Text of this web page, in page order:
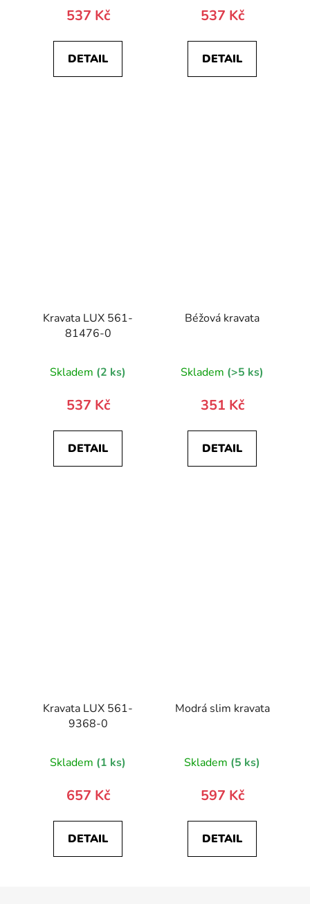
537 Kč
DETAIL
537 Kč
DETAIL
Kravata LUX 561-
81476-0
Skladem (2 ks)
537 Kč
DETAIL
Béžová kravata
Skladem (>5 ks)
351 Kč
DETAIL
Kravata LUX 561-
9368-0
Skladem (1 ks)
657 Kč
DETAIL
Modrá slim kravata
Skladem (5 ks)
597 Kč
DETAIL